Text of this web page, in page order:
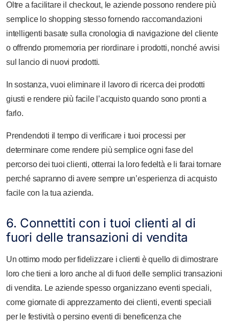
Oltre a facilitare il checkout, le aziende possono rendere più
semplice lo shopping stesso fornendo raccomandazioni
intelligenti basate sulla cronologia di navigazione del cliente
o offrendo promemoria per riordinare i prodotti, nonché avvisi
sul lancio di nuovi prodotti.
In sostanza, vuoi eliminare il lavoro di ricerca dei prodotti
giusti e rendere più facile l’acquisto quando sono pronti a
farlo.
Prendendoti il tempo di verificare i tuoi processi per
determinare come rendere più semplice ogni fase del
percorso dei tuoi clienti, otterrai la loro fedeltà e li farai tornare
perché sapranno di avere sempre un’esperienza di acquisto
facile con la tua azienda.
6. Connettiti con i tuoi clienti al di
fuori delle transazioni di vendita
Un ottimo modo per fidelizzare i clienti è quello di dimostrare
loro che tieni a loro anche al di fuori delle semplici transazioni
di vendita. Le aziende spesso organizzano eventi speciali,
come giornate di apprezzamento dei clienti, eventi speciali
per le festività o persino eventi di beneficenza che